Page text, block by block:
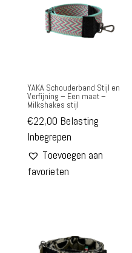
YAKA Schouderband Stijl en
Verfijning – Een maat –
Milkshakes stijl
€22,00 Belasting
Inbegrepen
Toevoegen aan
favorieten